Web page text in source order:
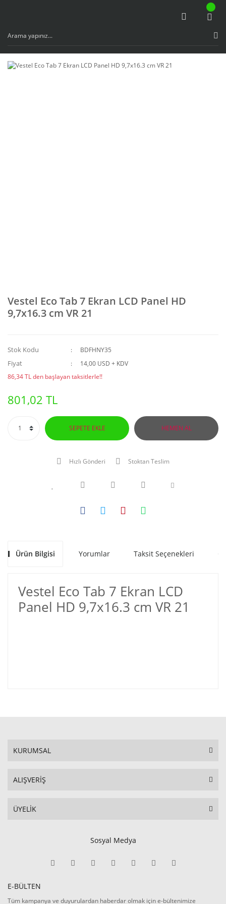
Vestel Eco Tab 7 Ekran LCD Panel HD
9,7x16.3 cm VR 21
Stok Kodu BDFHNY35
Fiyat
14,00 USD + KDV
86,34 TL den başlayan taksitlerle!!
801,02 TL
SEPETE EKLE HEMEN AL
Hızlı Gönderi Stoktan Teslim
Ürün Bilgisi Yorumlar Taksit Seçenekleri
Vestel Eco Tab 7 Ekran LCD
Panel HD 9,7x16.3 cm VR 21
KURUMSAL
ALIŞVERİŞ
ÜYELİK
Sosyal Medya
E-BÜLTEN
Tüm kampanya ve duyurulardan haberdar olmak için e-bültenimize